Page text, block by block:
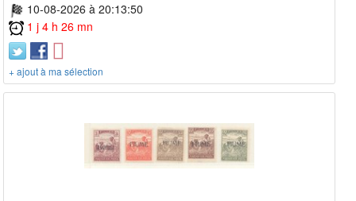
10-08-2026 à 20:13:50
1 j 4 h 26 mn
+ ajout à ma sélection